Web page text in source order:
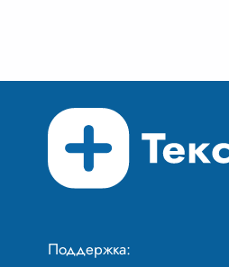
Поддержка: